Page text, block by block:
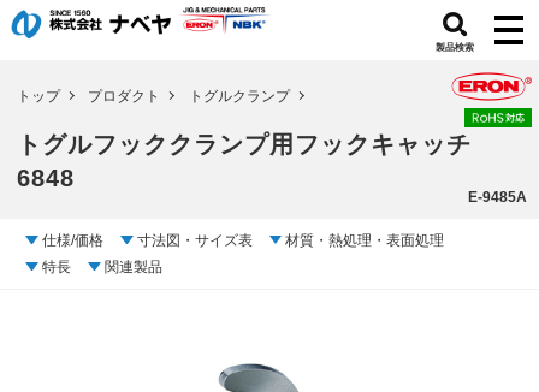
製品検索
トップ プロダクト トグルクランプ
トグルフッククランプ用フックキャッチ
6848
E-9485A
仕様/価格 寸法図・サイズ表
材質・熱処理・表面処理
特長
関連製品